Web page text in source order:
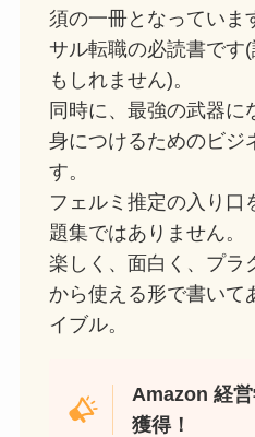
須の一冊となっていま
サル転職の必読書です
もしれません)。
同時に、最強の武器に
身につけるためのビジ
す。
フェルミ推定の入り口
題集ではありません。
楽しく、面白く、プラ
から使える形で書いて
イブル。
Amazon 経
獲得！